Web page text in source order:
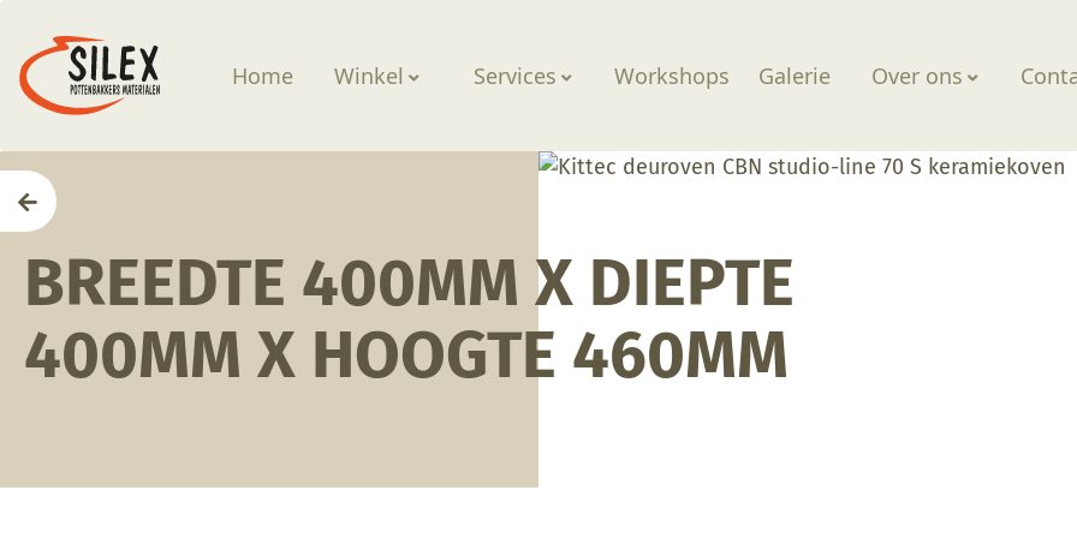
Home Winkel Services Workshops Galerie Over ons
BREEDTE 400MM X DIEPTE
400MM X HOOGTE 460MM